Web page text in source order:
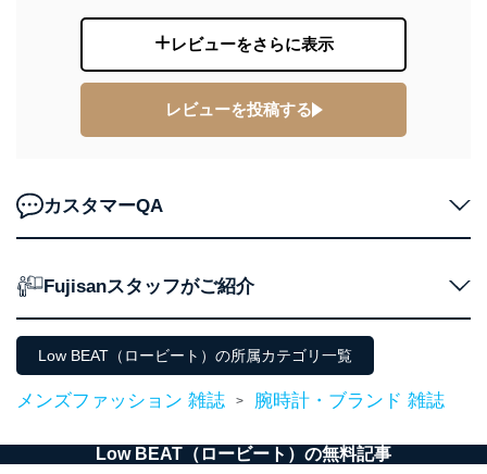
代表取締役会長 西野 伸一郎
個人情報の取扱いについて
用・提供・管理いたします。
代表取締役会長 西野 伸一郎
田 嘉也
２．利用目的
当社が取り扱う開示対象個人情報の利用目的は次のとお
No
個人情報の種類 利用目的
レビューをさらに表示
レビューを投稿する
カスタマーQA
Fujisanスタッフがご紹介
Low BEAT（ロービート）の所属カテゴリ一覧
メンズファッション 雑誌 > 腕時計・ブランド 雑誌
Low BEAT（ロービート）の無料記事